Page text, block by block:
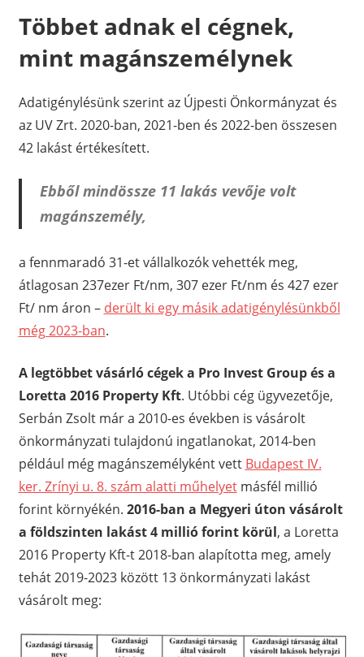
Többet adnak el cégnek,
mint magánszemélynek
Adatigénylésünk szerint az Újpesti Önkormányzat és
az UV Zrt. 2020-ban, 2021-ben és 2022-ben összesen
42 lakást értékesített.
Ebből mindössze 11 lakás vevője volt
magánszemély,
a fennmaradó 31-et vállalkozók vehették meg,
átlagosan 237ezer Ft/nm, 307 ezer Ft/nm és 427 ezer
Ft/ nm áron – derült ki egy másik adatigénylésünkből
még 2023-ban.
A legtöbbet vásárló cégek a Pro Invest Group és a
Loretta 2016 Property Kft. Utóbbi cég ügyvezetője,
Serbán Zsolt már a 2010-es években is vásárolt
önkormányzati tulajdonú ingatlanokat, 2014-ben
például még magánszemélyként vett Budapest IV.
ker. Zrínyi u. 8. szám alatti műhelyetmásfél millió
forint környékén. 2016-ban a Megyeri úton vásárolt
a földszinten lakást 4 millió forint körül, a Loretta
2016 Property Kft-t 2018-ban alapította meg, amely
tehát 2019-2023 között 13 önkormányzati lakást
vásárolt meg: